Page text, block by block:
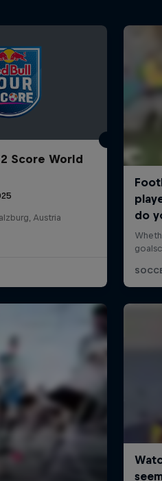
Score World
Austria